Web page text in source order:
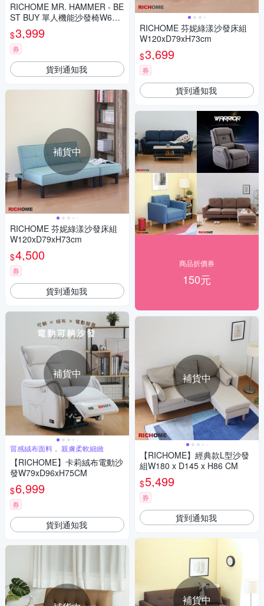
RICHOME MR. HAMMER - BE
ST BUY 單人機能沙發椅W68 ×
D93.5-167.5 × H79-103 cm
$3,999
券
貨到通知我
補貨中
RICHOME 芬妮綠漾沙發床組
W120xD79xH73cm
$4,500
券
貨到通知我
補貨中
質感絨布面料， 親膚柔軟細緻
【RICHOME】卡莉絨布電動沙
發W79xD96xH75CM
$6,999
券
貨到通知我
RICHOME 芬妮綠漾沙發床組
W120xD79xH73cm
$3,699
券
貨到通知我
商品折價券
150元
補貨中
【RICHOME】經典款L型沙發
組W180 x D145 x H86 CM
$5,499
券
貨到通知我
補貨中